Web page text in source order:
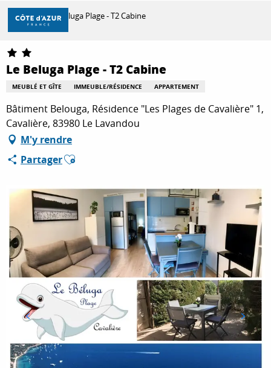
Aller
contenu
principal
DÉCOUVRIR
À FAIRE
SÉJOURNER
Accueil Le Beluga Plage - T2 Cabine
Le Beluga Plage - T2 Cabine
MEUBLÉ ET GÎTE IMMEUBLE/RÉSIDENCE APPARTEMENT
Bâtiment Belouga, Résidence "Les Plages de Cavalière" 1,
Cavalière, 83980 Le Lavandou
M'y rendre
PartagerAjouter aux favoris